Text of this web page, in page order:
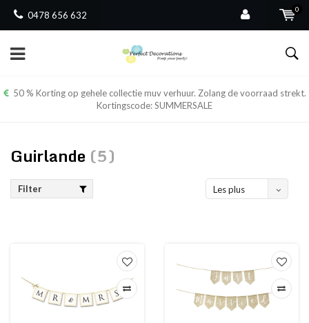
0478 656 632
0
50 % Korting op gehele collectie muv verhuur. Zolang de voorraad strekt.
Kortingscode: SUMMERSALE
Guirlande (5)
Filter
Les plus